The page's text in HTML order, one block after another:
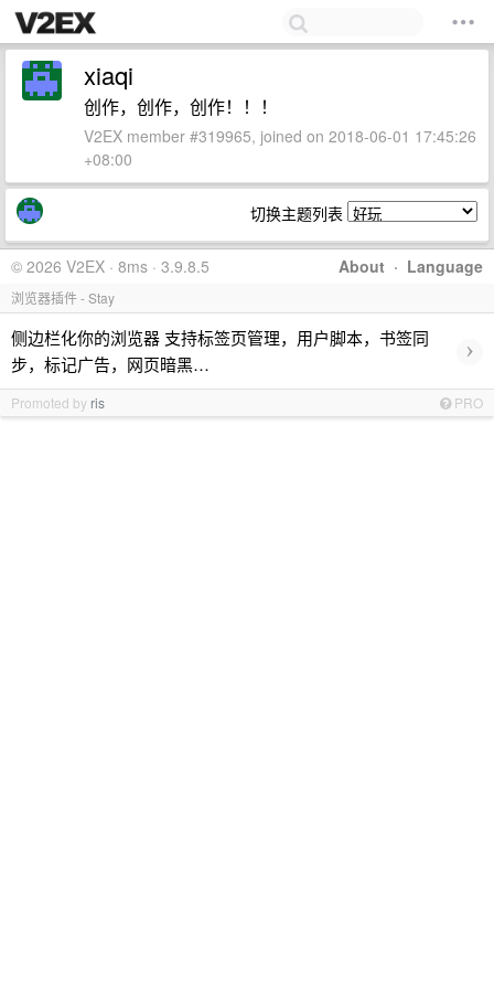
xiaqi
创作，创作，创作！！！
V2EX member #319965, joined on 2018-06-01 17:45:26
+08:00
切换主题列表
About · Language
© 2026 V2EX · 8ms · 3.9.8.5
浏览器插件 - Stay
侧边栏化你的浏览器 支持标签页管理，用户脚本，书签同
步，标记广告，网页暗黑…
›
Promoted by ris PRO